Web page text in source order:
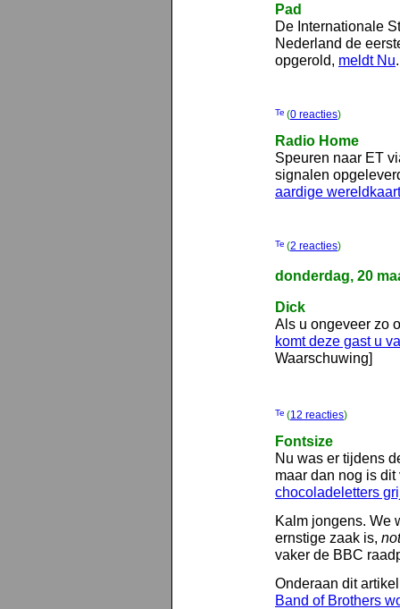
Pad
De Internationale
Nederland de
opgerold, meldt Nu.
(0 reacties)
Radio Home
Speuren naar ET
signalen
aardige
(2 reacties)
donderdag, 20
Dick
Als u ongeveer zo
komt deze gast u
Waarschuwing]
(12 reacties)
Fontsize
Nu was er tijdens
maar dan nog is
chocoladeletters
Kalm jongens. We
ernstige zaak is,
vaker de BBC
Onderaan dit
Band of Brothers